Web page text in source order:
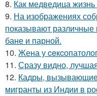
8. Как медведица
9. На изображениях
показывают различные
бане и парной.
10. Жена у
11. Сразу видно,
12. Кадры, вызывающие
мигранты из Индии в